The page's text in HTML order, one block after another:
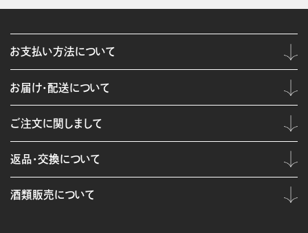
お支払い方法について
お届け・配送について
ご注文に関しまして
返品・交換について
酒類販売について